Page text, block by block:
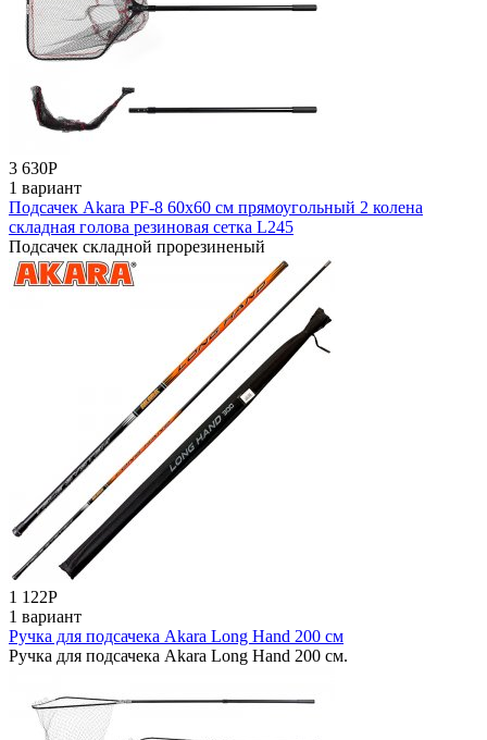
3 630Р
1 вариант
Подсачек Akara PF-8 60x60 см прямоугольный 2 колена
складная голова резиновая сетка L245
Подсачек складной прорезиненый
1 122Р
1 вариант
Ручка для подсачека Akara Long Hand 200 см
Ручка для подсачека Akara Long Hand 200 см.